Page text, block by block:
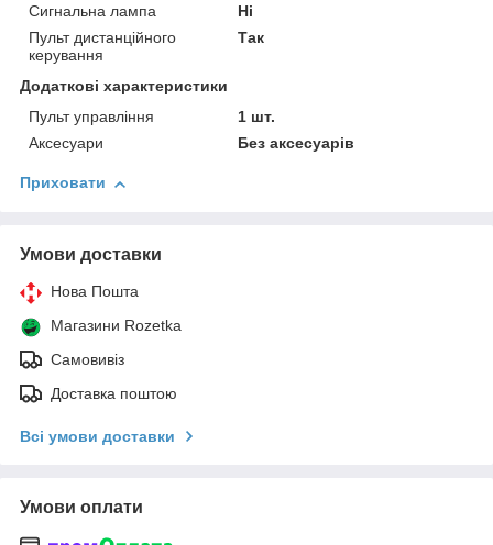
Сигнальна лампа
Ні
Пульт дистанційного
керування
Так
Додаткові характеристики
Пульт управління
1 шт.
Аксесуари
Без аксесуарів
Приховати
Умови доставки
Нова Пошта
Магазини Rozetka
Самовивіз
Доставка поштою
Всі умови доставки
Умови оплати